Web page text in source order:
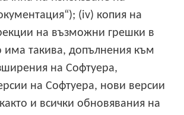
(iv) копия на
на възможни грешки в
има такива, допълнения към
на Софтуера,
на Софтуера, нови версии
и всички обновявания на